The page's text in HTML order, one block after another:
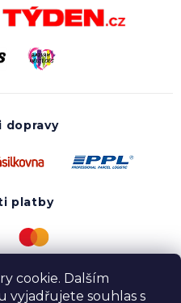
cookie. Dalším
vyjadřujete souhlas s
dopravy
platby